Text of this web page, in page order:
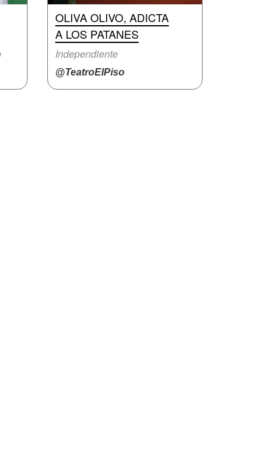
OLIVA OLIVO, ADICTA
A LOS PATANES
Independiente
@TeatroElPiso